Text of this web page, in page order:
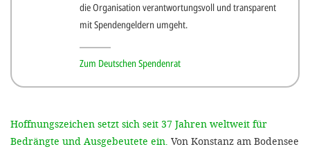
die Organisation verantwortungsvoll und transparent
mit Spendengeldern umgeht.
Zum Deutschen Spendenrat
Hoffnungszeichen setzt sich seit 37 Jahren weltweit für
Bedrängte und Ausgebeutete ein. Von Konstanz am Bodensee